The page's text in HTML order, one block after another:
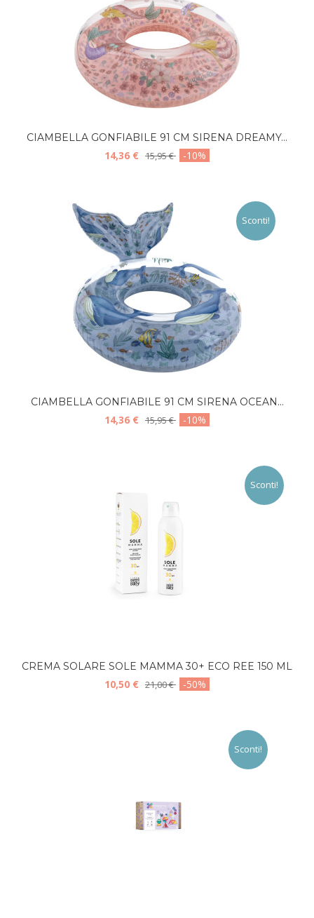
CIAMBELLA GONFIABILE 91 CM SIRENA DREAMY...
14,36 € 15,95 € -10%
Sconti!
CIAMBELLA GONFIABILE 91 CM SIRENA OCEAN...
14,36 € 15,95 € -10%
Sconti!
CREMA SOLARE SOLE MAMMA 30+ ECO REE 150 ML
10,50 € 21,00 € -50%
Sconti!